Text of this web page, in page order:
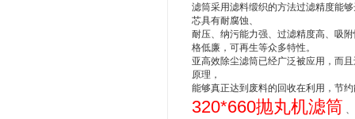
滤筒采用滤料缎织的方法过滤精度能
芯具有耐腐蚀、
耐压、纳污能力强、过滤精度高、吸
格低廉，可再生等众多特性。
亚高效除尘滤筒已经广泛被应用，而
原理，
能够真正达到废料的回收在利用，节
320*660抛丸机滤筒